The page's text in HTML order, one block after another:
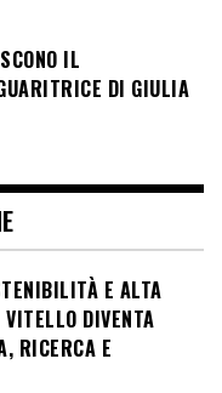
IL
DI GIULIA
E ALTA
DIVENTA
RICERCA E